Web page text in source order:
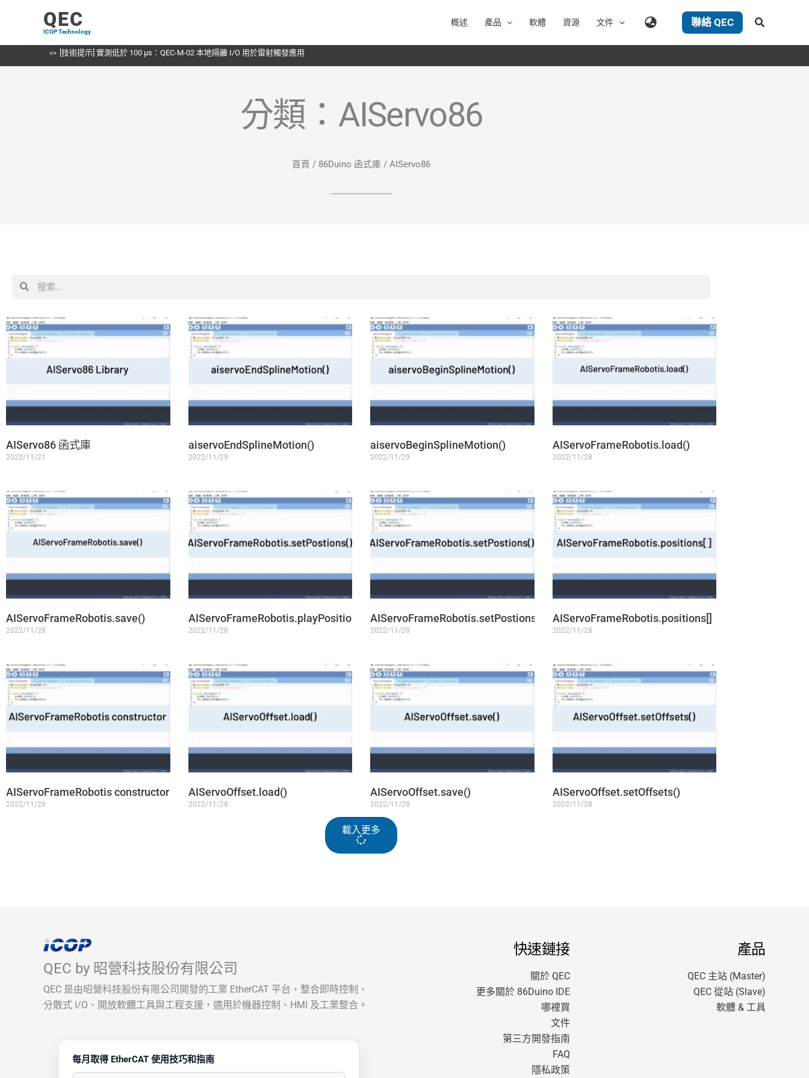
內
QEC
ICOP Technology
概述 產品 軟體 資源 文件 聯絡 QEC
搜
[技術提示] 實測低於 100 µs：QEC-M-02 本地隔離 I/O 用於雷射觸發應用
分類：AIServo86
首頁 / 86Duino 函式庫 / AIServo86
尋
尋
AIServo86 函式庫
2022/11/21
aiservoEndSplineMotion()
2022/11/29
aiservoBeginSplineMotion()
2022/11/29
AIServoFrameRobotis.load()
2022/11/28
AIServoFrameRobotis.save()
2022/11/28
AIServoFrameRobotis.playPositions()
2022/11/28
AIServoFrameRobotis.setPostions()
2022/11/28
AIServoFrameRobotis.positions[]
2022/11/28
AIServoFrameRobotis constructor
2022/11/28
AIServoOffset.load()
2022/11/28
AIServoOffset.save()
2022/11/28
AIServoOffset.setOffsets()
2022/11/28
載入更多
QEC by 昭營科技股份有限公司
QEC 是由昭營科技股份有限公司開發的工業 EtherCAT 平台，整合即時控制、
分散式 I/O、開放軟體工具與工程支援，適用於機器控制、HMI 及工業整合。
每月取得 EtherCAT 使用技巧和指南
快速鏈接
關於 QEC
更多關於 86Duino IDE
哪裡買
文件
第三方開發指南
FAQ
隱私政策
產品
QEC 主站 (Master)
QEC 從站 (Slave)
軟體 & 工具